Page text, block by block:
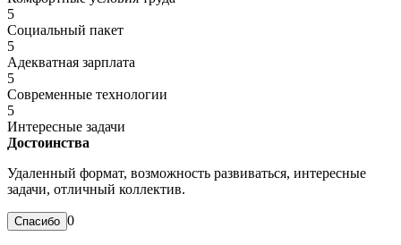
5
Социальный пакет
5
Адекватная зарплата
5
Современные технологии
5
Интересные задачи
Достоинства
Удаленный формат, возможность развиваться, интересные
задачи, отличный коллектив.
0